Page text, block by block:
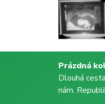
Prázdná
Dlouhá
nám.